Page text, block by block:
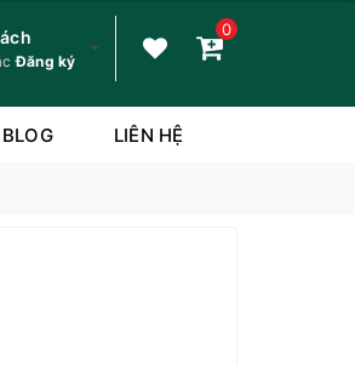
Đăng ký
0
BLOG LIÊN HỆ